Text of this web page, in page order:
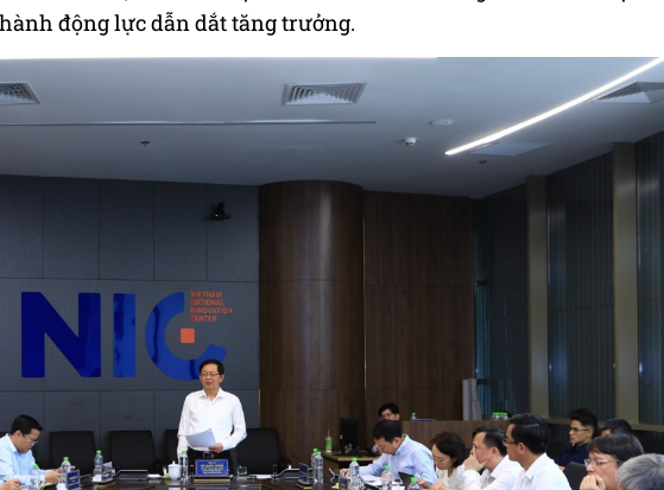
động lực dẫn dắt tăng trưởng.